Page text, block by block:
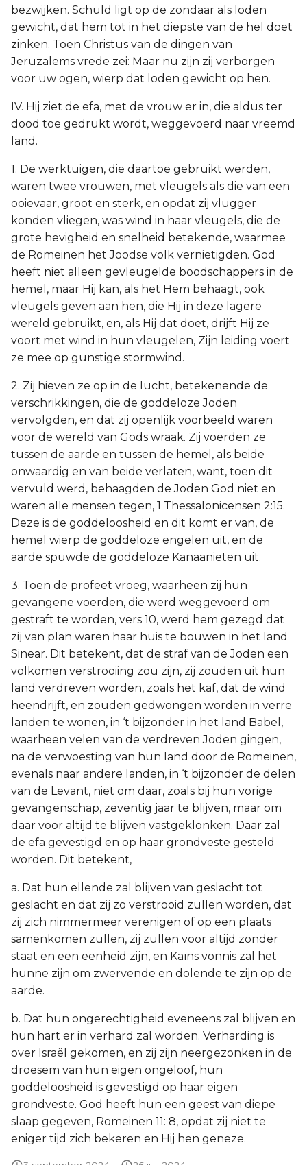
bezwijken. Schuld ligt op de zondaar als loden
gewicht, dat hem tot in het diepste van de hel doet
zinken. Toen Christus van de dingen van
Jeruzalems vrede zei: Maar nu zijn zij verborgen
voor uw ogen, wierp dat loden gewicht op hen.
IV. Hij ziet de efa, met de vrouw er in, die aldus ter
dood toe gedrukt wordt, weggevoerd naar vreemd
land.
1. De werktuigen, die daartoe gebruikt werden,
waren twee vrouwen, met vleugels als die van een
ooievaar, groot en sterk, en opdat zij vlugger
konden vliegen, was wind in haar vleugels, die de
grote hevigheid en snelheid betekende, waarmee
de Romeinen het Joodse volk vernietigden. God
heeft niet alleen gevleugelde boodschappers in de
hemel, maar Hij kan, als het Hem behaagt, ook
vleugels geven aan hen, die Hij in deze lagere
wereld gebruikt, en, als Hij dat doet, drijft Hij ze
voort met wind in hun vleugelen, Zijn leiding voert
ze mee op gunstige stormwind.
2. Zij hieven ze op in de lucht, betekenende de
verschrikkingen, die de goddeloze Joden
vervolgden, en dat zij openlijk voorbeeld waren
voor de wereld van Gods wraak. Zij voerden ze
tussen de aarde en tussen de hemel, als beide
onwaardig en van beide verlaten, want, toen dit
vervuld werd, behaagden de Joden God niet en
waren alle mensen tegen, 1 Thessalonicensen 2:15.
Deze is de goddeloosheid en dit komt er van, de
hemel wierp de goddeloze engelen uit, en de
aarde spuwde de goddeloze Kanaänieten uit.
3. Toen de profeet vroeg, waarheen zij hun
gevangene voerden, die werd weggevoerd om
gestraft te worden, vers 10, werd hem gezegd dat
zij van plan waren haar huis te bouwen in het land
Sinear. Dit betekent, dat de straf van de Joden een
volkomen verstrooiing zou zijn, zij zouden uit hun
land verdreven worden, zoals het kaf, dat de wind
heendrijft, en zouden gedwongen worden in verre
landen te wonen, in ‘t bijzonder in het land Babel,
waarheen velen van de verdreven Joden gingen,
na de verwoesting van hun land door de Romeinen,
evenals naar andere landen, in ‘t bijzonder de delen
van de Levant, niet om daar, zoals bij hun vorige
gevangenschap, zeventig jaar te blijven, maar om
daar voor altijd te blijven vastgeklonken. Daar zal
de efa gevestigd en op haar grondveste gesteld
worden. Dit betekent,
a. Dat hun ellende zal blijven van geslacht tot
geslacht en dat zij zo verstrooid zullen worden, dat
zij zich nimmermeer verenigen of op een plaats
samenkomen zullen, zij zullen voor altijd zonder
staat en een eenheid zijn, en Kaïns vonnis zal het
hunne zijn om zwervende en dolende te zijn op de
aarde.
b. Dat hun ongerechtigheid eveneens zal blijven en
hun hart er in verhard zal worden. Verharding is
over Israël gekomen, en zij zijn neergezonken in de
droesem van hun eigen ongeloof, hun
goddeloosheid is gevestigd op haar eigen
grondveste. God heeft hun een geest van diepe
slaap gegeven, Romeinen 11: 8, opdat zij niet te
eniger tijd zich bekeren en Hij hen geneze.